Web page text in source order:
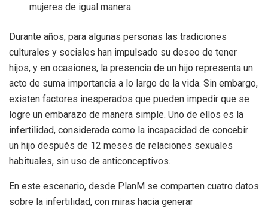
mujeres de igual manera.
Durante años, para algunas personas las tradiciones
culturales y sociales han impulsado su deseo de tener
hijos, y en ocasiones, la presencia de un hijo representa un
acto de suma importancia a lo largo de la vida. Sin embargo,
existen factores inesperados que pueden impedir que se
logre un embarazo de manera simple. Uno de ellos es la
infertilidad, considerada como la incapacidad de concebir
un hijo después de 12 meses de relaciones sexuales
habituales, sin uso de anticonceptivos.
En este escenario, desde PlanM se comparten cuatro datos
sobre la infertilidad, con miras hacia generar